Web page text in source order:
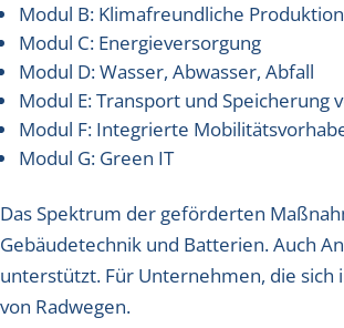
Modul B: Klimafreundliche
Modul C: Energieversorgung
Modul D: Wasser, Abwasser, Abfall
Modul E: Transport und Speicherung
Modul F: Integrierte
Modul G: Green IT
Das Spektrum der geförderten
Gebäudetechnik und Batterien. Auch
unterstützt. Für Unternehmen, die
von Radwegen.